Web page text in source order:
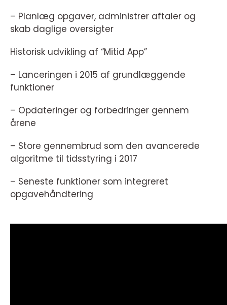
– Planlæg opgaver, administrer aftaler og
skab daglige oversigter
Historisk udvikling af “Mitid App”
– Lanceringen i 2015 af grundlæggende
funktioner
– Opdateringer og forbedringer gennem
årene
– Store gennembrud som den avancerede
algoritme til tidsstyring i 2017
– Seneste funktioner som integreret
opgavehåndtering